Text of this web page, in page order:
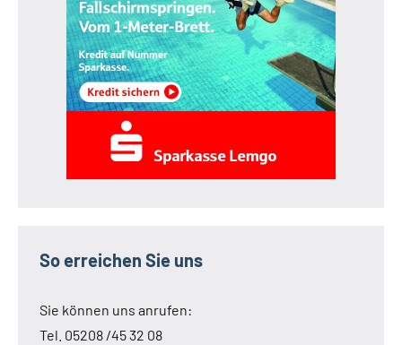
So erreichen Sie uns
Sie können uns anrufen:
Tel. 05208 /45 32 08